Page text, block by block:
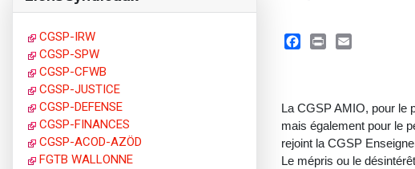
La CGSP AMIO, pour le
mais également pour le
rejoint la CGSP
Le mépris ou le
CGSP-IRW
CGSP-SPW
CGSP-CFWB
CGSP-JUSTICE
CGSP-DEFENSE
CGSP-FINANCES
CGSP-ACOD-AZÖD
FGTB WALLONNE